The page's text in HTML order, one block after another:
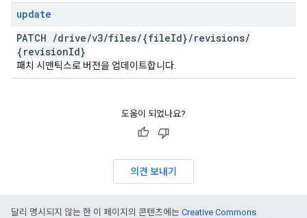
update
PATCH /drive/v3/files/{fileId}/revisions/
{revisionId}
패치 시맨틱스로 버전을 업데이트합니다.
도움이 되었나요?
의견 보내기
달리 명시되지 않는 한 이 페이지의 콘텐츠에는 Creative Commons